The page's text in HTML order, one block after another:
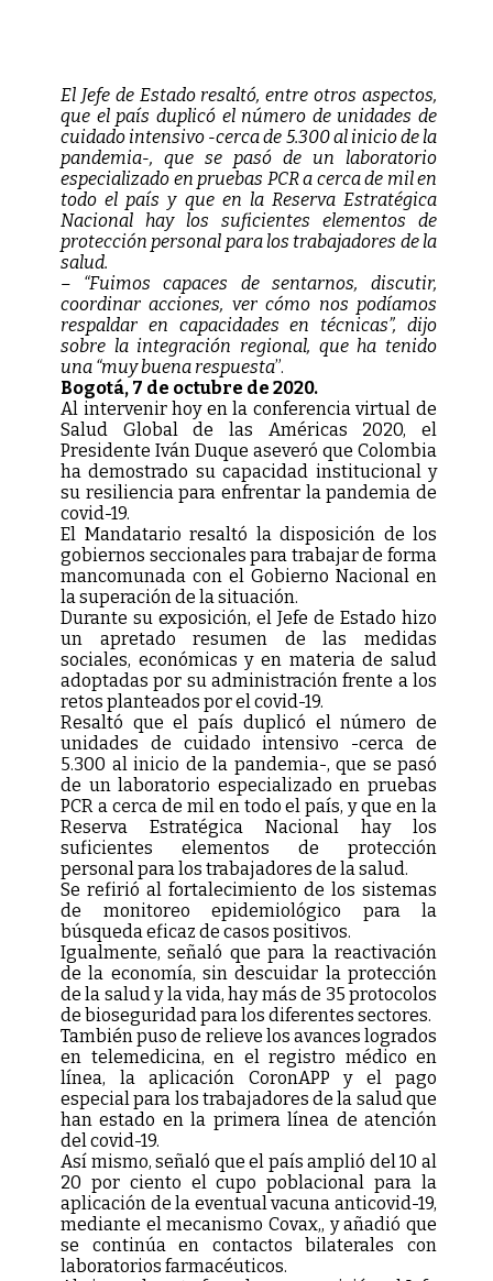
El Jefe de Estado resaltó, entre otros aspectos,
que el país duplicó el número de unidades de
cuidado intensivo -cerca de 5.300 al inicio de la
pandemia-, que se pasó de un laboratorio
especializado en pruebas PCR a cerca de mil en
todo el país y que en la Reserva Estratégica
Nacional hay los suficientes elementos de
protección personal para los trabajadores de la
salud.
– “Fuimos capaces de sentarnos, discutir,
coordinar acciones, ver cómo nos podíamos
respaldar en capacidades en técnicas”, dijo
sobre la integración regional, que ha tenido
una “muy buena respuesta”.
Bogotá, 7 de octubre de 2020.
Al intervenir hoy en la conferencia virtual de
Salud Global de las Américas 2020, el
Presidente Iván Duque aseveró que Colombia
ha demostrado su capacidad institucional y
su resiliencia para enfrentar la pandemia de
covid-19.
El Mandatario resaltó la disposición de los
gobiernos seccionales para trabajar de forma
mancomunada con el Gobierno Nacional en
la superación de la situación.
Durante su exposición, el Jefe de Estado hizo
un apretado resumen de las medidas
sociales, económicas y en materia de salud
adoptadas por su administración frente a los
retos planteados por el covid-19.
Resaltó que el país duplicó el número de
unidades de cuidado intensivo -cerca de
5.300 al inicio de la pandemia-, que se pasó
de un laboratorio especializado en pruebas
PCR a cerca de mil en todo el país, y que en la
Reserva Estratégica Nacional hay los
suficientes elementos de protección
personal para los trabajadores de la salud.
Se refirió al fortalecimiento de los sistemas
de monitoreo epidemiológico para la
búsqueda eficaz de casos positivos.
Igualmente, señaló que para la reactivación
de la economía, sin descuidar la protección
de la salud y la vida, hay más de 35 protocolos
de bioseguridad para los diferentes sectores.
También puso de relieve los avances logrados
en telemedicina, en el registro médico en
línea, la aplicación CoronAPP y el pago
especial para los trabajadores de la salud que
han estado en la primera línea de atención
del covid-19.
Así mismo, señaló que el país amplió del 10 al
20 por ciento el cupo poblacional para la
aplicación de la eventual vacuna anticovid-19,
mediante el mecanismo Covax,, y añadió que
se continúa en contactos bilaterales con
laboratorios farmacéuticos.